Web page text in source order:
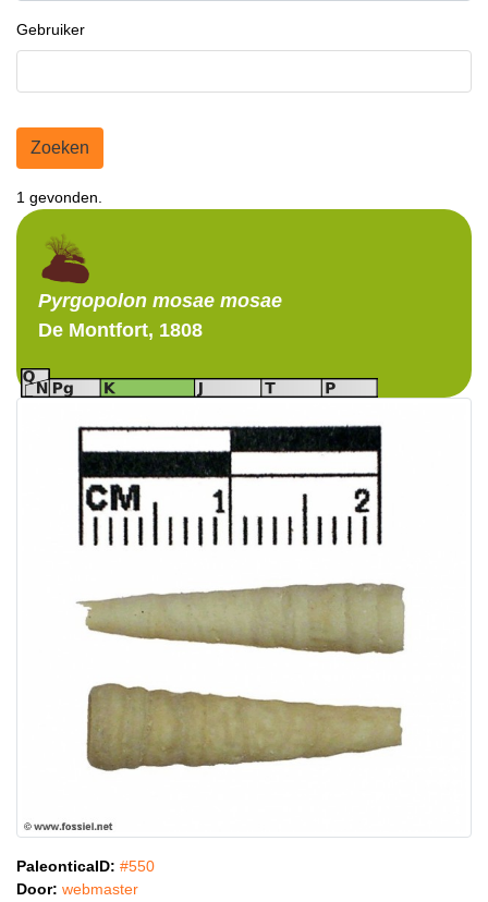
Gebruiker
Zoeken
1 gevonden.
Pyrgopolon mosae mosae
De Montfort, 1808
PaleonticaID: #550
Door: webmaster